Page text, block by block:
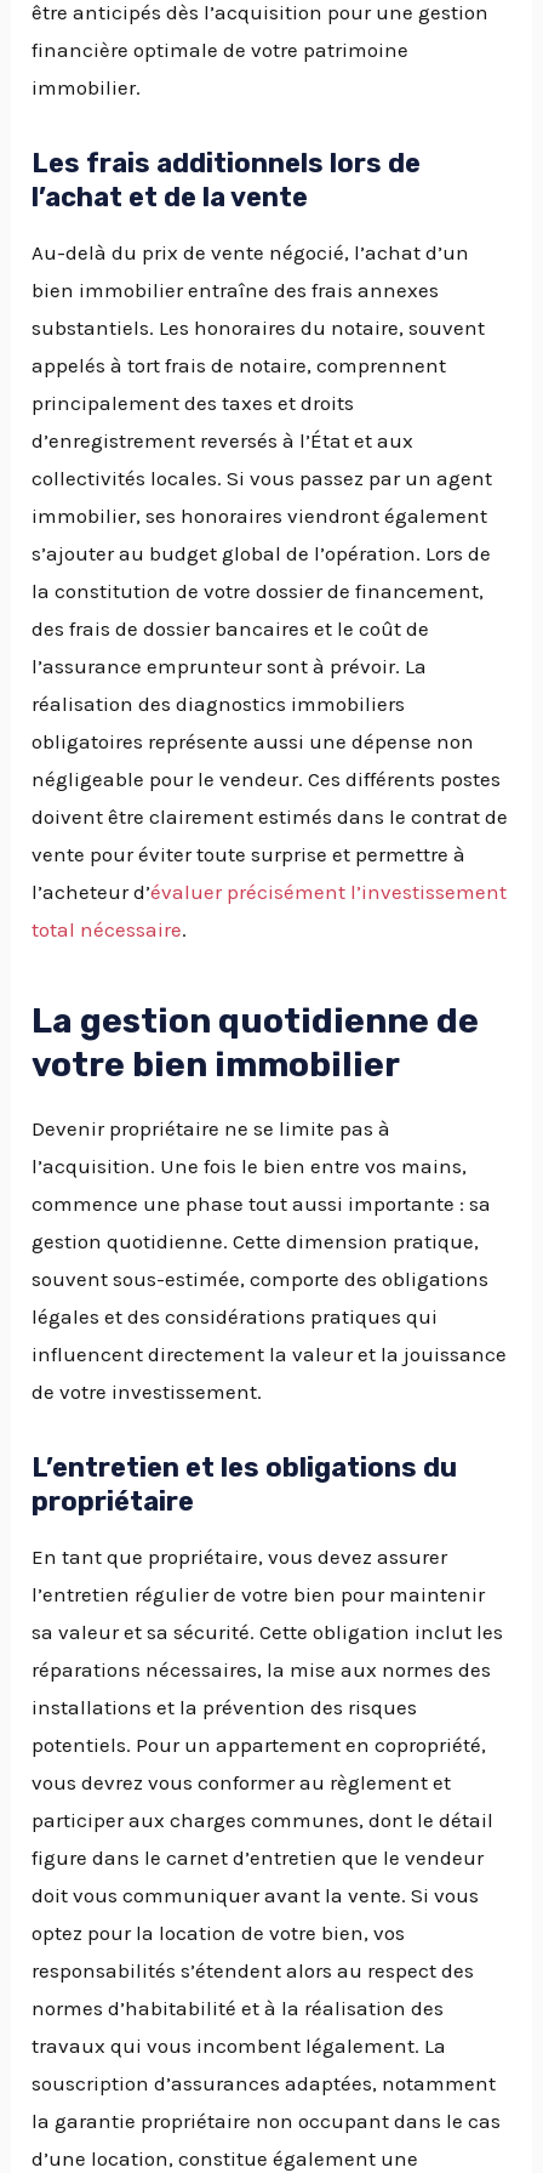
être anticipés dès l’acquisition pour une gestion
financière optimale de votre patrimoine
immobilier.
Les frais additionnels lors de
l’achat et de la vente
Au-delà du prix de vente négocié, l’achat d’un
bien immobilier entraîne des frais annexes
substantiels. Les honoraires du notaire, souvent
appelés à tort frais de notaire, comprennent
principalement des taxes et droits
d’enregistrement reversés à l’État et aux
collectivités locales. Si vous passez par un agent
immobilier, ses honoraires viendront également
s’ajouter au budget global de l’opération. Lors de
la constitution de votre dossier de financement,
des frais de dossier bancaires et le coût de
l’assurance emprunteur sont à prévoir. La
réalisation des diagnostics immobiliers
obligatoires représente aussi une dépense non
négligeable pour le vendeur. Ces différents postes
doivent être clairement estimés dans le contrat de
vente pour éviter toute surprise et permettre à
l’acheteur d’évaluer précisément l’investissement
total nécessaire.
La gestion quotidienne de
votre bien immobilier
Devenir propriétaire ne se limite pas à
l’acquisition. Une fois le bien entre vos mains,
commence une phase tout aussi importante : sa
gestion quotidienne. Cette dimension pratique,
souvent sous-estimée, comporte des obligations
légales et des considérations pratiques qui
influencent directement la valeur et la jouissance
de votre investissement.
L’entretien et les obligations du
propriétaire
En tant que propriétaire, vous devez assurer
l’entretien régulier de votre bien pour maintenir
sa valeur et sa sécurité. Cette obligation inclut les
réparations nécessaires, la mise aux normes des
installations et la prévention des risques
potentiels. Pour un appartement en copropriété,
vous devrez vous conformer au règlement et
participer aux charges communes, dont le détail
figure dans le carnet d’entretien que le vendeur
doit vous communiquer avant la vente. Si vous
optez pour la location de votre bien, vos
responsabilités s’étendent alors au respect des
normes d’habitabilité et à la réalisation des
travaux qui vous incombent légalement. La
souscription d’assurances adaptées, notamment
la garantie propriétaire non occupant dans le cas
d’une location, constitue également une